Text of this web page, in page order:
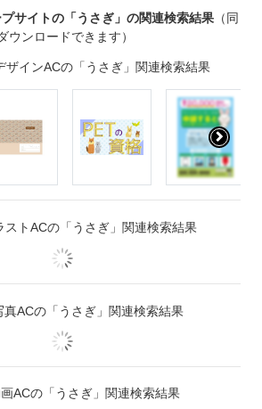
サイトの「うさぎ」の関連検索結果 （同
ウンロードできます）
ザインACの「うさぎ」関連検索結果
ストACの「うさぎ」関連検索結果
真ACの「うさぎ」関連検索結果
ACの「うさぎ」関連検索結果